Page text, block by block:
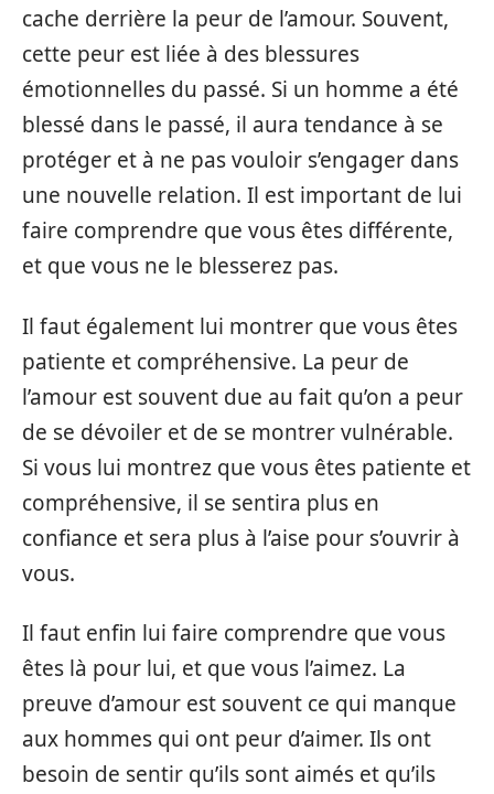
cache derrière la peur de l’amour. Souvent,
cette peur est liée à des blessures
émotionnelles du passé. Si un homme a été
blessé dans le passé, il aura tendance à se
protéger et à ne pas vouloir s’engager dans
une nouvelle relation. Il est important de lui
faire comprendre que vous êtes différente,
et que vous ne le blesserez pas.
Il faut également lui montrer que vous êtes
patiente et compréhensive. La peur de
l’amour est souvent due au fait qu’on a peur
de se dévoiler et de se montrer vulnérable.
Si vous lui montrez que vous êtes patiente et
compréhensive, il se sentira plus en
confiance et sera plus à l’aise pour s’ouvrir à
vous.
Il faut enfin lui faire comprendre que vous
êtes là pour lui, et que vous l’aimez. La
preuve d’amour est souvent ce qui manque
aux hommes qui ont peur d’aimer. Ils ont
besoin de sentir qu’ils sont aimés et qu’ils